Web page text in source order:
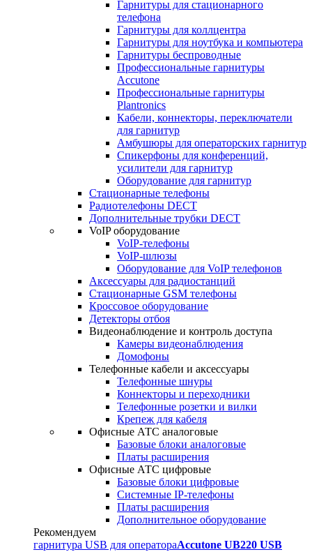
Гарнитуры для стационарного
телефона
Гарнитуры для коллцентра
Гарнитуры для ноутбука и компьютера
Гарнитуры беспроводные
Профессиональные гарнитуры
Accutone
Профессиональные гарнитуры
Plantronics
Кабели, коннекторы, переключатели
для гарнитур
Амбушюры для операторских гарнитур
Cпикерфоны для конференций,
усилители для гарнитур
Оборудование для гарнитур
Стационарные телефоны
Радиотелефоны DECT
Дополнительные трубки DECT
VoIP оборудование
VoIP-телефоны
VoIP-шлюзы
Оборудование для VoIP телефонов
Аксессуары для радиостанций
Стационарные GSM телефоны
Кроссовое оборудование
Детекторы отбоя
Видеонаблюдение и контроль доступа
Камеры видеонаблюдения
Домофоны
Телефонные кабели и аксессуары
Телефонные шнуры
Коннекторы и переходники
Телефонные розетки и вилки
Крепеж для кабеля
Офисные АТС аналоговые
Базовые блоки аналоговые
Платы расширения
Офисные АТС цифровые
Базовые блоки цифровые
Системные IP-телефоны
Платы расширения
Дополнительное оборудование
Рекомендуем
гарнитура USB для оператораAccutone UB220 USB